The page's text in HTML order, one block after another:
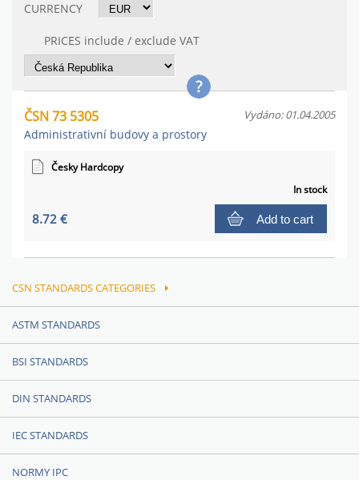
CURRENCY
PRICES include / exclude VAT
ČSN 73 5305
Administrativní budovy a prostory
Vydáno: 01.04.2005
Česky Hardcopy
In stock
8.72 € Add to cart
CSN STANDARDS CATEGORIES
ASTM STANDARDS
BSI STANDARDS
DIN STANDARDS
IEC STANDARDS
NORMY IPC